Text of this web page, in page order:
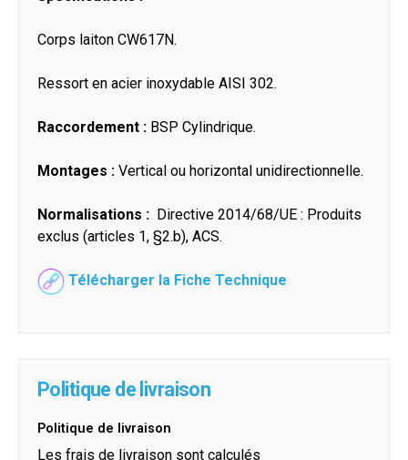
Corps laiton CW617N.
Ressort en acier inoxydable AISI 302.
Raccordement : BSP Cylindrique.
Montages : Vertical ou horizontal unidirectionnelle.
Normalisations : Directive 2014/68/UE : Produits
exclus (articles 1, §2.b), ACS.
Télécharger la Fiche Technique
Politique de livraison
Politique de livraison
Les frais de livraison sont calculés